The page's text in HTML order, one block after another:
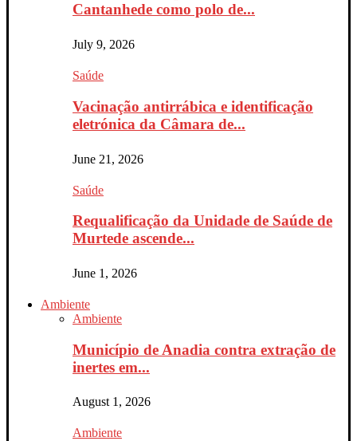
Cantanhede como polo de...
July 9, 2026
Saúde
Vacinação antirrábica e identificação
eletrónica da Câmara de...
June 21, 2026
Saúde
Requalificação da Unidade de Saúde de
Murtede ascende...
June 1, 2026
Ambiente
Ambiente
Município de Anadia contra extração de
inertes em...
August 1, 2026
Ambiente